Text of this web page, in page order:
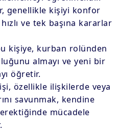
genellikle kişiyi konfor
ve tek başına kararlar
kişiye, kurban rolünden
almayı ve yeni bir
öğretir.
özellikle ilişkilerde veya
savunmak, kendine
mücadele